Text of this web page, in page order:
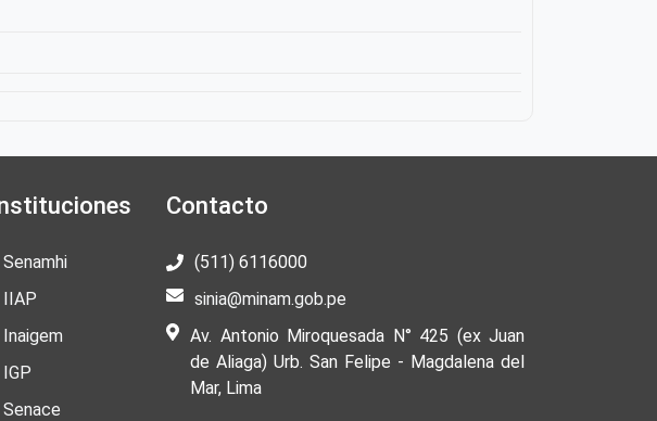
Senamhi
IIAP
Inaigem
IGP
Senace
Contacto
(511) 6116000
sinia@minam.gob.pe
Av. Antonio Miroquesada N° 425 (ex Juan
de Aliaga) Urb. San Felipe - Magdalena del
Mar, Lima